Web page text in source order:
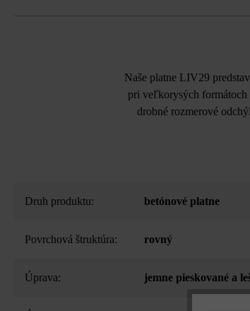
Naše platne LIV29
pri veľkorysých formátoch
drobné rozmerové
Druh produktu: betónové platne
Povrchová štruktúra: rovný
Úprava: jemne pieskované a